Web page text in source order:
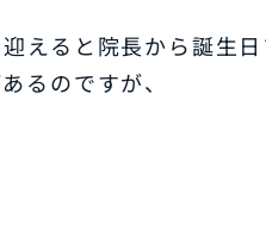
えると院長から誕生
るのですが、